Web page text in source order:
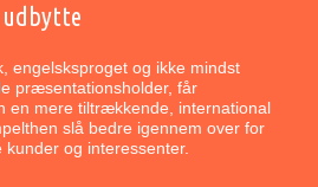
udbytte
engelsksproget og ikke mindst
præsentationsholder, får
en mere tiltrækkende, international
slå bedre igennem over for
kunder og interessenter.